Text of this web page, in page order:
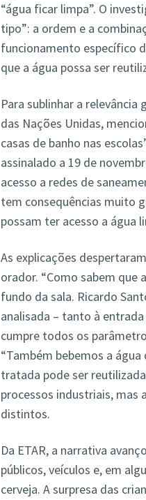
“água ficar limpa”. O
tipo”: a ordem e a
funcionamento específico
que a água possa ser
Para sublinhar a
das Nações Unidas,
casas de banho nas
assinalado a 19 de
acesso a redes de
tem consequências muito
possam ter acesso a água
As explicações
orador. “Como sabem que
fundo da sala. Ricardo
analisada – tanto à
cumpre todos os
“Também bebemos a
tratada pode ser
processos industriais, mas
distintos.
Da ETAR, a narrativa
públicos, veículos e, em
cerveja. A surpresa das